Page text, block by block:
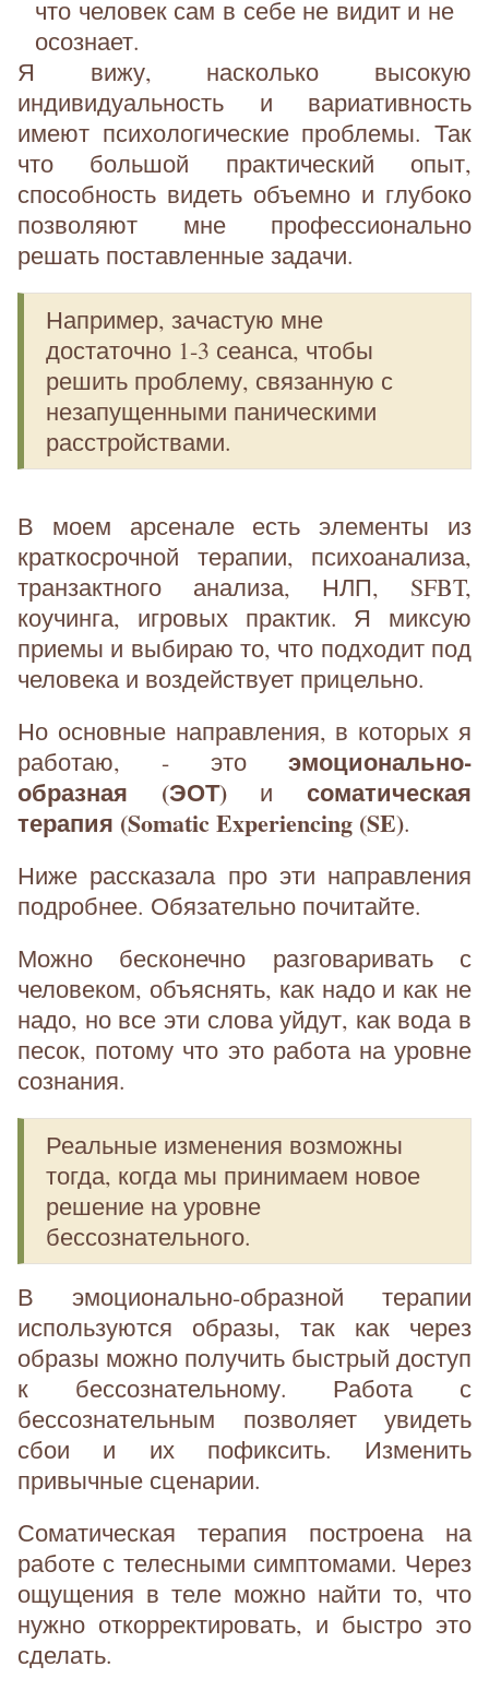
что человек сам в себе не видит и не
осознает.
Я вижу, насколько высокую
индивидуальность и вариативность
имеют психологические проблемы. Так
что большой практический опыт,
способность видеть объемно и глубоко
позволяют мне профессионально
решать поставленные задачи.
Например, зачастую мне
достаточно 1-3 сеанса, чтобы
решить проблему, связанную с
незапущенными паническими
расстройствами.
В моем арсенале есть элементы из
краткосрочной терапии, психоанализа,
транзактного анализа, НЛП, SFBT,
коучинга, игровых практик. Я миксую
приемы и выбираю то, что подходит под
человека и воздействует прицельно.
Но основные направления, в которых я
работаю, - это эмоционально-
образная (ЭОТ)и соматическая
терапия (Somatic Experiencing (SE).
Ниже рассказала про эти направления
подробнее. Обязательно почитайте.
Можно бесконечно разговаривать с
человеком, объяснять, как надо и как не
надо, но все эти слова уйдут, как вода в
песок, потому что это работа на уровне
сознания.
Реальные изменения возможны
тогда, когда мы принимаем новое
решение на уровне
бессознательного.
В эмоционально-образной терапии
используются образы, так как через
образы можно получить быстрый доступ
к бессознательному. Работа с
бессознательным позволяет увидеть
сбои и их пофиксить. Изменить
привычные сценарии.
Соматическая терапия построена на
работе с телесными симптомами. Через
ощущения в теле можно найти то, что
нужно откорректировать, и быстро это
сделать.